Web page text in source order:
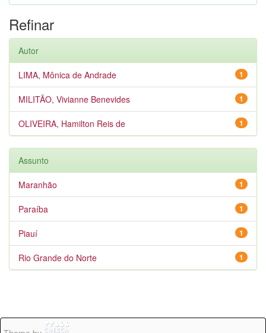
Refinar
Autor
1
LIMA, Mônica de Andrade
1
MILITÃO, Vivianne Benevides
1
OLIVEIRA, Hamilton Reis de
Assunto
1
Maranhão
1
Paraíba
1
Piauí
1
Rio Grande do Norte